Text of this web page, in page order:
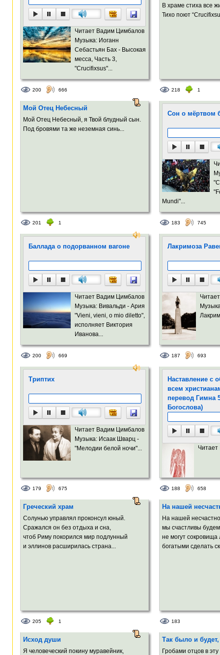
Читает Вадим Цимбалов
Музыка: Иоганн
Себастьян Бах - Высокая
месса, Часть 3,
"Crucifixsus"...
200 666
В храме стиха все
Тихо поют
218 1
Мой Отец Небесный
Мой Отец Небесный, я Твой блудный сын.
Под бровями та же неземная синь...
201 1
Сон о мёртвом
Mundi"...
183 745
Баллада о подорванном вагоне
Читает Вадим Цимбалов
Музыка: Вивальди - Ария
"Vieni, vieni, o mio diletto",
исполняет Виктория
Иванова...
200 669
Лакримоза
187 693
Триптих
Читает Вадим Цимбалов
Музыка: Исаак Шварц -
"Мелодии белой ночи"...
179 675
Наставление с
всем
перевод Гимна
Богослова)
188 658
Греческий храм
Солунью управлял проконсул юный.
Сражался он без отдыха и сна,
чтоб Риму покорился мир подлунный
и эллинов расширилась страна...
205 1
На нашей
На нашей
мы счастливы
не могут сокровища
богатыми сделать
183
Исход души
Я человеческий покину муравейник,
Так было и
Гробами отцов в